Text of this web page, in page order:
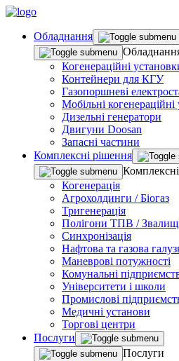
Обладнання
Когенераційні
Контейнери для КГУ
Газопоршневі
Мобільні
Дизельні генератори
Двигуни Doosan
Запасні частини
Комплекснi рiшення
Когенерація
Агрохолдинги / Біогаз
Тригенерація
Полігони ТПВ /
Синхронізація
Нафтова та газова
Маневрові потужності
Комунальні
Університети і школи
Промислові
Медичні установи
Торгові центри
Послуги
Послуги